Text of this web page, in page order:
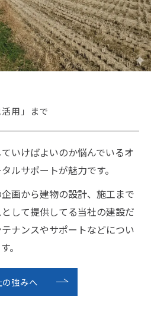
用」まで
いけばよいのか悩んでいるオ
ルサポートが魅力です。
画から建物の設計、施工まで
して提供してる当社の建設だ
ナンスやサポートなどについ
。
の強みへ